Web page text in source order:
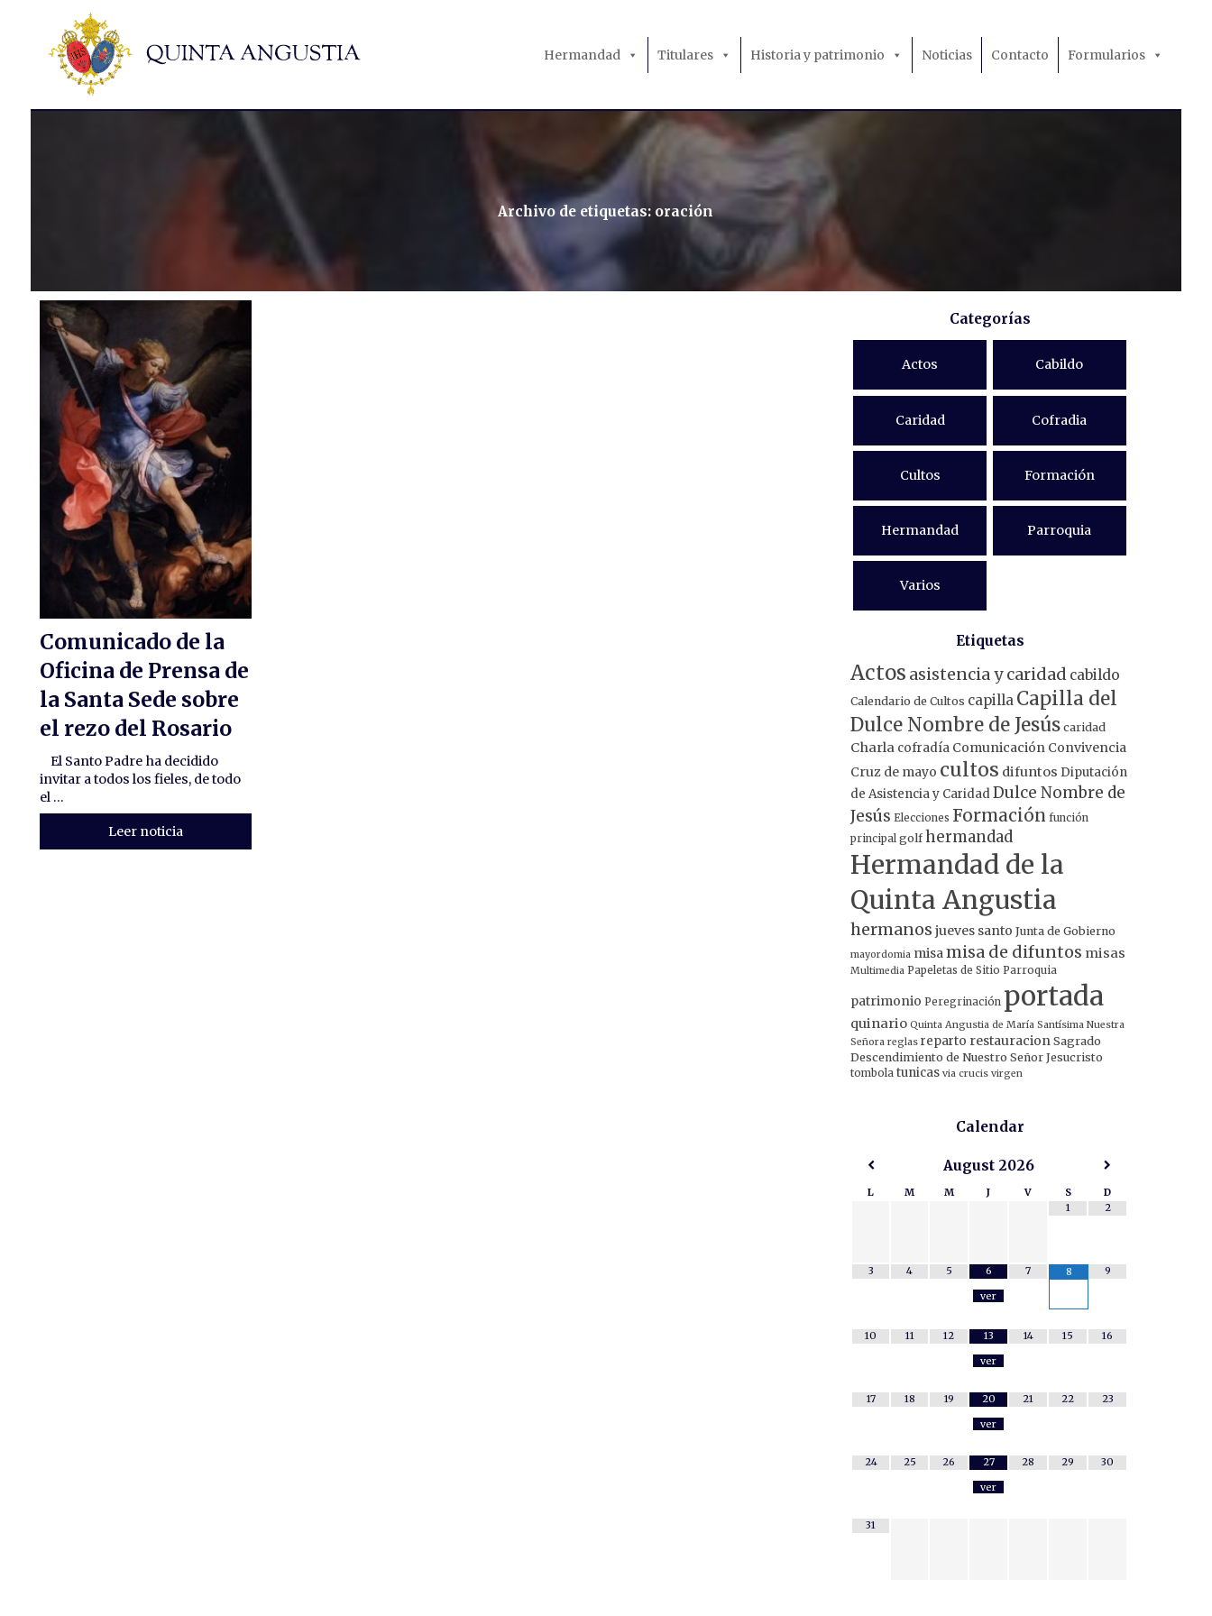
Hermandad Titulares Historia y patrimonio Noticias Contacto Formularios
Archivo de etiquetas: oración
Comunicado de la
Oficina de Prensa de
la Santa Sede sobre
el rezo del Rosario
El Santo Padre ha decidido
invitar a todos los fieles, de todo
el ...
Leer noticia
Categorías
Actos Cabildo
Caridad Cofradia
Cultos Formación
Hermandad Parroquia
Varios
Etiquetas
Actos asistencia y caridad cabildo
Calendario de Cultos capilla Capilla del
Dulce Nombre de Jesús caridad
Charla cofradía Comunicación Convivencia
Cruz de mayo cultos difuntos Diputación
de Asistencia y CaridadDulce Nombre de
Jesús Elecciones Formación función
principal golf hermandad
Hermandad de la
Quinta Angustia
hermanos jueves santo Junta de Gobierno
mayordomia misamisa de difuntos misas
Multimedia Papeletas de Sitio Parroquia
patrimonio Peregrinación portada
quinario Quinta Angustia de María Santísima Nuestra
Señora reglas reparto restauracion Sagrado
Descendimiento de Nuestro Señor Jesucristo
tombola tunicas via crucis virgen
Calendar
August 2026
L M M J V S
D
1
2
3 4 5
6
ver
7 8 9
10 11 12
13
ver
14 15 16
17 18 19
20
ver
21 22 23
24 25 26
27
ver
28 29 30
31